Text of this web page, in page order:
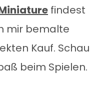
findest
mir bemalte
Kauf. Schau
beim Spielen.